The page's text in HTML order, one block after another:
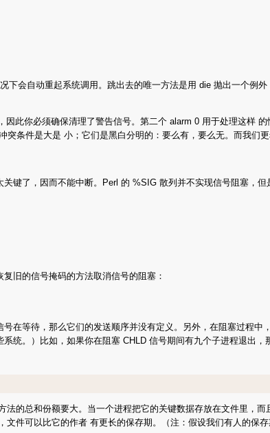
会自动重起系统调用。跳出去的唯一方法是用 die 抛出一个例
此你必须确保清理了警告信号。第二个 alarm 0 用于处理这样
条件是大是 小；它们是黑白分明的：要么有，要么无。而我们更
键了，因而不能中断。Perl 的 %SIG 散列并不实现信号阻塞，
旧的信号掩码的方法取消信号的阻塞：
等待，那么它们的发送顺序并没有定义。另外，在阻塞过程中
统。）比如，如果你在阻塞 CHLD 信号期间有九个子进程退出
总和份额要大。当一个进程把它的关键数据存放在文件里，
件可以比它的作者 有更长的保存期。（注：假设我们有人的保